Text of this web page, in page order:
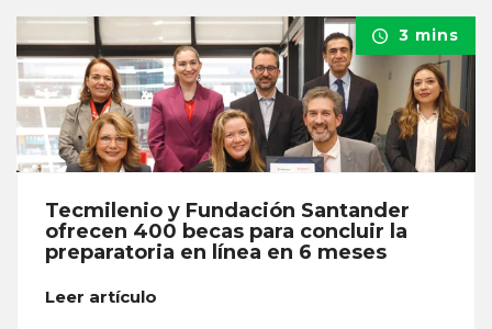
3 mins
Tecmilenio y Fundación Santander
ofrecen 400 becas para concluir la
preparatoria en línea en 6 meses
Leer artículo